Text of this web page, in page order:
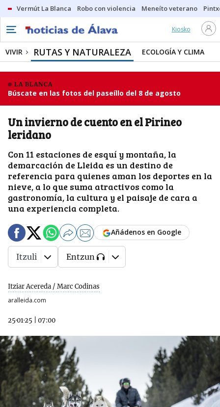
Vermút La Blanca Robo con violencia Meneíto veterano
Kiosko
VIVIR RUTAS Y NATURALEZA ECOLOGÍA Y CLIMA
LA BLANCA
Búscate en las fotos del paseíllo del 8 de agosto
Un invierno de cuento en el Pirineo
leridano
Con 11 estaciones de esquí y montaña, la
demarcación de Lleida es un destino de
referencia para quienes aman los deportes en la
nieve, a lo que suma atractivos como la
gastronomía, la cultura y el paisaje de cara a
una experiencia completa.
Itziar Acereda / Marc Codinas
aralleida.com
25·01·25 07:00
Añádenos en Google
Itzuli Entzun